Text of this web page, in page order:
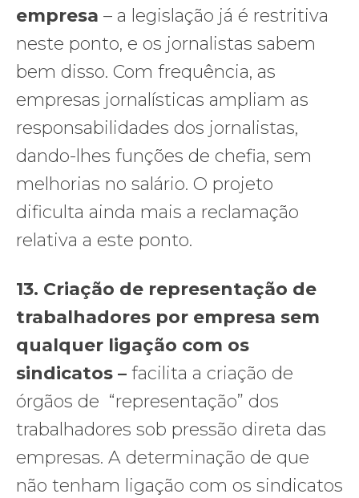
empresa – a legislação já é restritiva
neste ponto, e os jornalistas sabem
bem disso. Com frequência, as
empresas jornalísticas ampliam as
responsabilidades dos jornalistas,
dando-lhes funções de chefia, sem
melhorias no salário. O projeto
dificulta ainda mais a reclamação
relativa a este ponto.
13. Criação de representação de
trabalhadores por empresa sem
qualquer ligação com os
sindicatos – facilita a criação de
órgãos de “representação” dos
trabalhadores sob pressão direta das
empresas. A determinação de que
não tenham ligação com os sindicatos